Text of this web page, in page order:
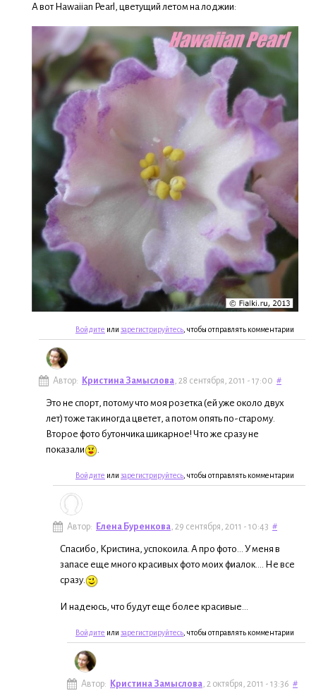
А вот Hawaiian Pearl, цветущий летом на лоджии:
Войдите или зарегистрируйтесь, чтобы отправлять комментарии
Автор: Кристина Замыслова, 28 сентября, 2011 - 17:00 #
Это не спорт, потому что моя розетка (ей уже около двух
лет) тоже так иногда цветет, а потом опять по-старому.
Второе фото бутончика шикарное! Что же сразу не
показали
.
Войдите или зарегистрируйтесь, чтобы отправлять комментарии
Автор: Елена Буренкова, 29 сентября, 2011 - 10:43 #
Спасибо, Кристина, успокоила. А про фото... У меня в
запасе еще много красивых фото моих фиалок.... Не все
сразу.
И надеюсь, что будут еще более красивые...
Войдите или зарегистрируйтесь, чтобы отправлять комментарии
Автор: Кристина Замыслова, 2 октября, 2011 - 13:36 #